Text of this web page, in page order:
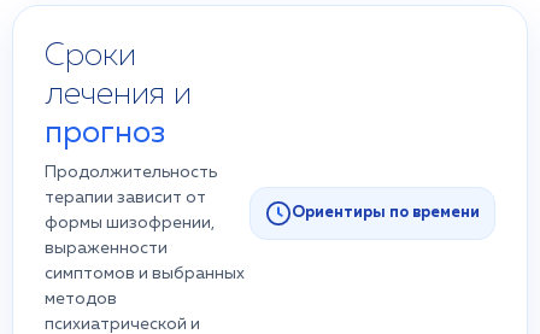
Сроки
лечения и
прогноз
Продолжительность
терапии зависит от
формы шизофрении,
выраженности
симптомов и выбранных
методов
психиатрической и
Ориентиры по времени